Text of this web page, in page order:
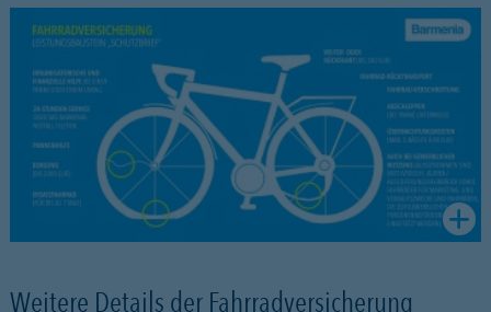
Weitere Details der Fahrradversicherung